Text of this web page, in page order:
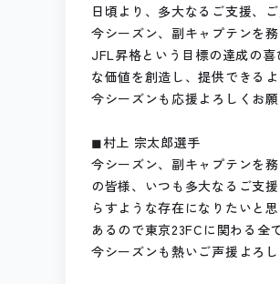
日頃より、多大なるご支援、
今シーズン、副キャプテンを
JFL昇格という目標の達成の
な価値を創造し、提供できる
今シーズンも応援よろしくお願
◼︎村上 宗太郎選手
今シーズン、副キャプテンを
の皆様、いつも多大なるご支
らすような存在になりたいと
あるので東京23FCに関わる全
今シーズンも熱いご声援よろし